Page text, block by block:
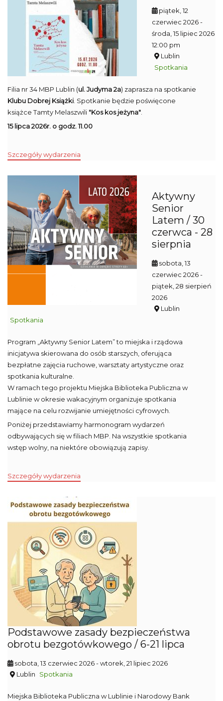
piątek, 12
czerwiec 2026-
środa, 15 lipiec 2026
12:00 pm
Lublin
Spotkania
Filia nr 34 MBP Lublin (ul. Judyma 2a) zaprasza na spotkanie
Klubu Dobrej Książki . Spotkanie będzie poświęcone
książce Tamty Melaszwili "Kos kos jeżyna"
15 lipca 2026r. o godz. 11.00
Szczegóły wydarzenia
Aktywny
Senior
Latem / 30
czerwca - 28
sierpnia
sobota, 13
czerwiec 2026-
piątek, 28 sierpień
2026
Lublin
Spotkania
Program „Aktywny Senior Latem” to miejska i rządowa
inicjatywa skierowana do osób starszych, oferująca
bezpłatne zajęcia ruchowe, warsztaty artystyczne oraz
spotkania kulturalne.
W ramach tego projektu Miejska Biblioteka Publiczna w
Lublinie w okresie wakacyjnym organizuje spotkania
mające na celu rozwijanie umiejętności cyfrowych.
Poniżej przedstawiamy harmonogram wydarzeń
odbywających się w filiach MBP. Na wszystkie spotkania
wstęp wolny, na niektóre obowiązują zapisy.
Szczegóły wydarzenia
Podstawowe zasady bezpieczeństwa
obrotu bezgotówkowego / 6-21 lipca
sobota, 13 czerwiec 2026- wtorek, 21 lipiec 2026
Lublin
Spotkania
Miejska Biblioteka Publiczna w Lublinie i Narodowy Bank